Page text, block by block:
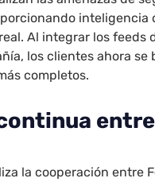
inteligencia
Al integrar los feeds
los clientes ahora se
completos.
la cooperación entre